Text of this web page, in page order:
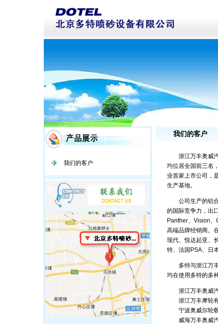
我们的客户
我们的客户
浙江万丰奥威汽
均位居全国前三名
业首家上市公司，
生产基地。
公司生产的铝合
的国际竞争力，出
Panther、Vision
高端品牌经销商。
现代、悦达起亚、
特、法国PSA、日
多特与浙江万丰
均在使用多特的多
浙江万丰奥威汽
浙江万丰摩轮有
宁波奥威尔轮毂
威海万丰奥威汽